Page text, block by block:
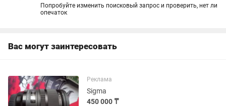
Попробуйте изменить поисковый запрос и проверить, нет ли
опечаток
Вас могут заинтересовать
Реклама
Sigma
450 000 ₸